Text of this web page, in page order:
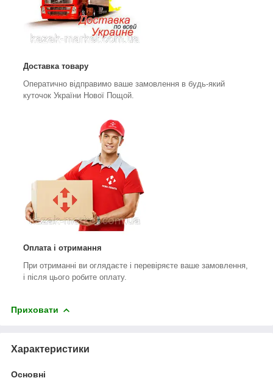
Доставка товару
Оператично відправимо ваше замовлення в будь-який
куточок України Нової Пощой.
Оплата і отримання
При отриманні ви оглядаєте і перевіряєте ваше замовлення,
і після цього робите оплату.
Приховати
Характеристики
Основні